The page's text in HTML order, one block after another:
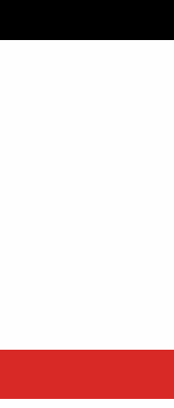
τα EBITDA το εξάμηνο
επιδόσεις κατά...